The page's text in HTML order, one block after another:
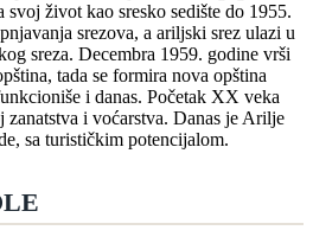
svoj život kao sresko sedište do 1955.
srezova, a ariljski srez ulazi u
sreza. Decembra 1959. godine vrši
tada se formira nova opština
i danas. Početak XX veka
i voćarstva. Danas je Arilje
sa turističkim potencijalom.